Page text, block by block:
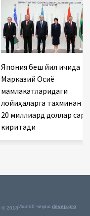
Япония беш йил ичида
Марказий Осиё
мамлакатларидаги
лойиҳаларга тахминан
20 миллиард доллар
киритади
© 2018Ишлаб чиқиш devep.pro